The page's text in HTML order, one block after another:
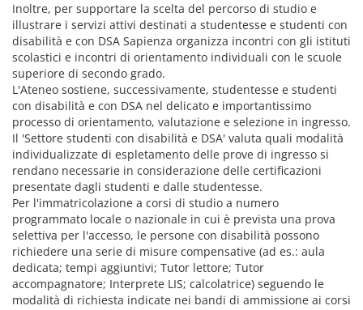
Inoltre, per supportare la scelta del percorso di studio e
illustrare i servizi attivi destinati a studentesse e studenti con
disabilità e con DSA Sapienza organizza incontri con gli istituti
scolastici e incontri di orientamento individuali con le scuole
superiore di secondo grado.
L'Ateneo sostiene, successivamente, studentesse e studenti
con disabilità e con DSA nel delicato e importantissimo
processo di orientamento, valutazione e selezione in ingresso.
Il 'Settore studenti con disabilità e DSA' valuta quali modalità
individualizzate di espletamento delle prove di ingresso si
rendano necessarie in considerazione delle certificazioni
presentate dagli studenti e dalle studentesse.
Per l'immatricolazione a corsi di studio a numero
programmato locale o nazionale in cui è prevista una prova
selettiva per l'accesso, le persone con disabilità possono
richiedere una serie di misure compensative (ad es.: aula
dedicata; tempi aggiuntivi; Tutor lettore; Tutor
accompagnatore; Interprete LIS; calcolatrice) seguendo le
modalità di richiesta indicate nei bandi di ammissione ai corsi